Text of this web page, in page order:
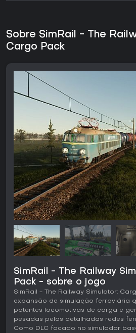
Sobre SimRail - The
Cargo Pack
SimRail - The Railway
Pack - sobre o jogo
SimRail - The Railway Simulator:
expansão de simulação ferroviária
potentes locomotivas de carga e
pesadas pelas detalhadas redes
Como DLC focado no simulador